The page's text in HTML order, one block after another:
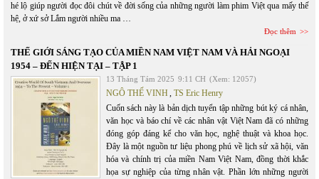
hé lộ giúp người đọc đôi chút về đời sống của những người làm phim Việt qua mấy thế
hệ, ở xứ sở Lắm người nhiều ma …
Đọc thêm
THẾ GIỚI SÁNG TẠO CỦA MIỀN NAM VIỆT NAM VÀ HẢI NGOẠI
1954 – ĐẾN HIỆN TẠI – TẬP 1
13 Tháng Tám 2025 9:11 CH (Xem: 12057)
NGÔ THẾ VINH, TS Eric Henry
Cuốn sách này là bản dịch tuyển tập những bút ký cá nhân,
văn học và báo chí về các nhân vật Việt Nam đã có những
đóng góp đáng kể cho văn học, nghệ thuật và khoa học.
Đây là một nguồn tư liệu phong phú về lịch sử xã hội, văn
hóa và chính trị của miền Nam Việt Nam, đồng thời khắc
họa sự nghiệp của từng nhân vật. Phần lớn những người